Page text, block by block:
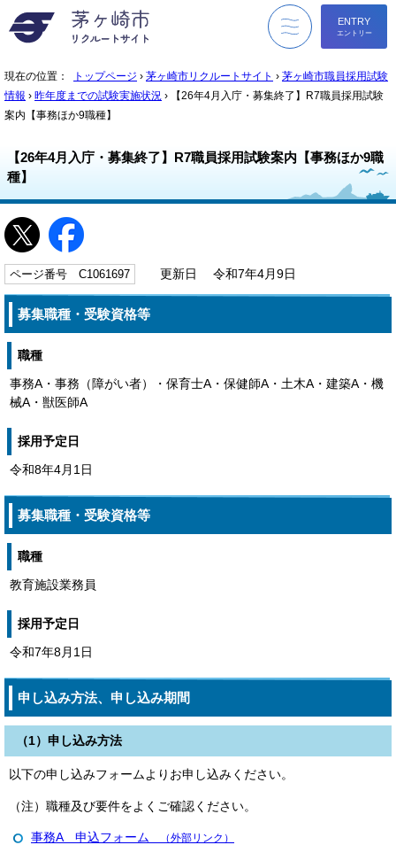
ENTRY
エントリー
現在の位置： トップページ › 茅ヶ崎市リクルートサイト › 茅ヶ崎市職員採用試験
情報 › 昨年度までの試験実施状況 › 【26年4月入庁・募集終了】R7職員採用試験
案内【事務ほか9職種】
【26年4月入庁・募集終了】R7職員採用試験案内【事務ほか9職
種】
ページ番号 C1061697 更新日 令和7年4月9日
募集職種・受験資格等
職種
事務A・事務（障がい者）・保育士A・保健師A・土木A・建築A・機
械A・獣医師A
採用予定日
令和8年4月1日
募集職種・受験資格等
職種
教育施設業務員
採用予定日
令和7年8月1日
申し込み方法、申し込み期間
（1）申し込み方法
以下の申し込みフォームよりお申し込みください。
（注）職種及び要件をよくご確認ください。
事務A 申込フォーム （外部リンク）